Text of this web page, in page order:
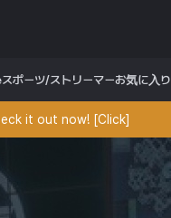
ポーツ/ストリーマーお気に入り
it out now! [Click]